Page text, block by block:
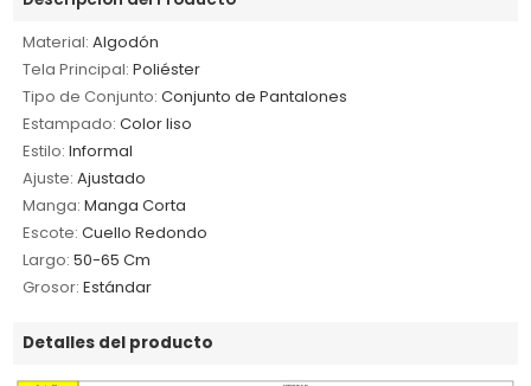
Material: Algodón
Tela Principal: Poliéster
Tipo de Conjunto: Conjunto de Pantalones
Estampado: Color liso
Estilo: Informal
Ajuste: Ajustado
Manga: Manga Corta
Escote: Cuello Redondo
Largo: 50-65 Cm
Grosor: Estándar
Detalles del producto